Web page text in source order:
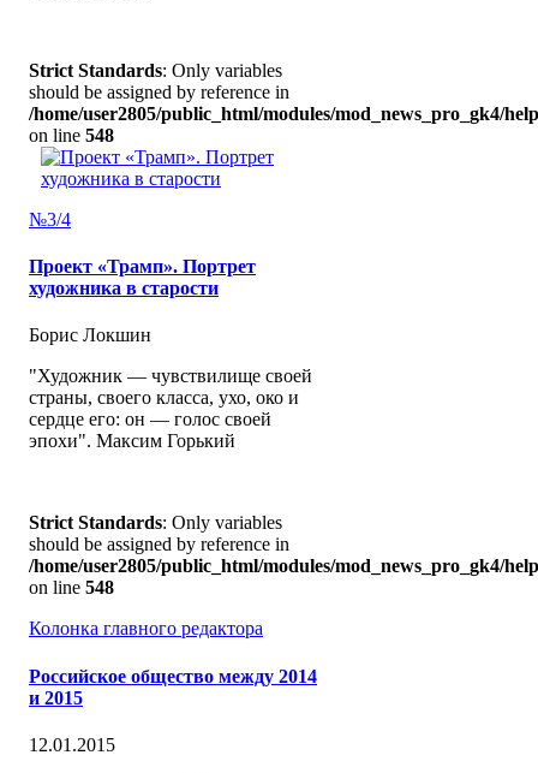
Strict Standards: Only variables
should be assigned by reference in
/home/user2805/public_html/modules/mod_news_pro_gk4/
on line 548
№3/4
Проект «Трамп». Портрет
художника в старости
Борис Локшин
"Художник — чувствилище своей
страны, своего класса, ухо, око и
сердце его: он — голос своей
эпохи". Максим Горький
Strict Standards: Only variables
should be assigned by reference in
/home/user2805/public_html/modules/mod_news_pro_gk4/
on line 548
Колонка главного редактора
Российское общество между 2014
и 2015
12.01.2015